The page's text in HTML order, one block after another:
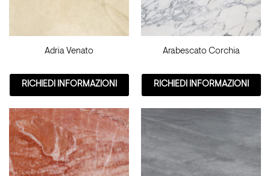
Adria Venato
RICHIEDI INFORMAZIONI
Arabescato Corchia
RICHIEDI INFORMAZIONI